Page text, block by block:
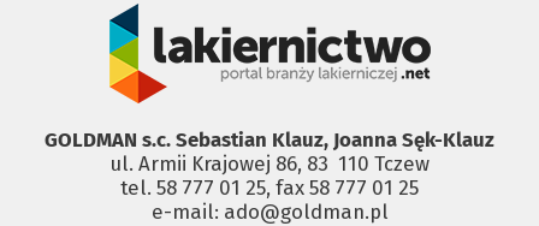
GOLDMAN s.c. Sebastian Klauz, Joanna Sęk-Klauz
ul. Armii Krajowej 86, 83 ­ 110 Tczew
tel. 58 777 01 25, fax 58 777 01 25
e-mail: ado@goldman.pl